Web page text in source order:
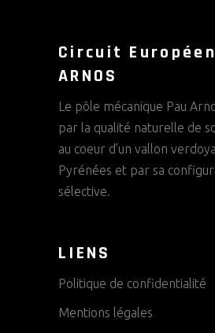
Circuit Européen
ARNOS
Le pôle mécanique Pau
par la qualité naturelle de
au coeur d’un vallon
Pyrénées et par sa
sélective.
LIENS
Politique de confidentialité
Mentions légales